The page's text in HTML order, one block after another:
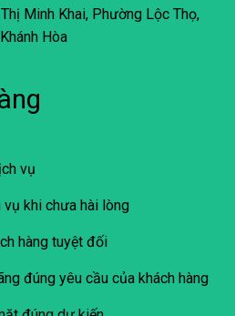
Minh Khai, Phường Lộc Thọ,
Hòa
vụ
vụ khi chưa hài lòng
hàng tuyệt đối
đúng yêu cầu của khách hàng